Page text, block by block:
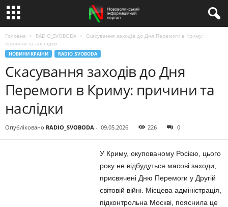
Головна RADIO_SVOBODA
Скасування заходів до Дня Перемоги в Криму:
причини та наслідки
НОВИНИ КРАЇНИ RADIO_SVOBODA
Скасування заходів до Дня
Перемоги в Криму: причини та
наслідки
Опубліковано RADIO_SVOBODA - 09.05.2026 226 0
У Криму, окупованому Росією, цього
року не відбудуться масові заходи,
присвячені Дню Перемоги у Другій
світовій війні. Місцева адміністрація,
підконтрольна Москві, пояснила це